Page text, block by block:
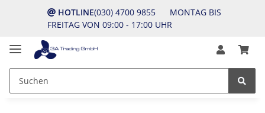
HOTLINE(030) 4700 9855 MONTAG BIS
FREITAG VON 09:00 - 17:00 UHR